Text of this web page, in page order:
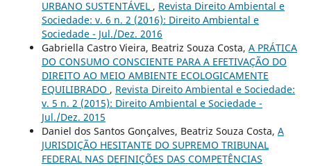
URBANO SUSTENTÁVEL , Revista Direito Ambiental e
Sociedade: v. 6 n. 2 (2016): Direito Ambiental e
Sociedade - Jul./Dez. 2016
Gabriella Castro Vieira, Beatriz Souza Costa, A PRÁTICA
DO CONSUMO CONSCIENTE PARA A EFETIVAÇÃO DO
DIREITO AO MEIO AMBIENTE ECOLOGICAMENTE
EQUILIBRADO , Revista Direito Ambiental e Sociedade:
v. 5 n. 2 (2015): Direito Ambiental e Sociedade -
Jul./Dez. 2015
Daniel dos Santos Gonçalves, Beatriz Souza Costa, A
JURISDIÇÃO HESITANTE DO SUPREMO TRIBUNAL
FEDERAL NAS DEFINIÇÕES DAS COMPETÊNCIAS